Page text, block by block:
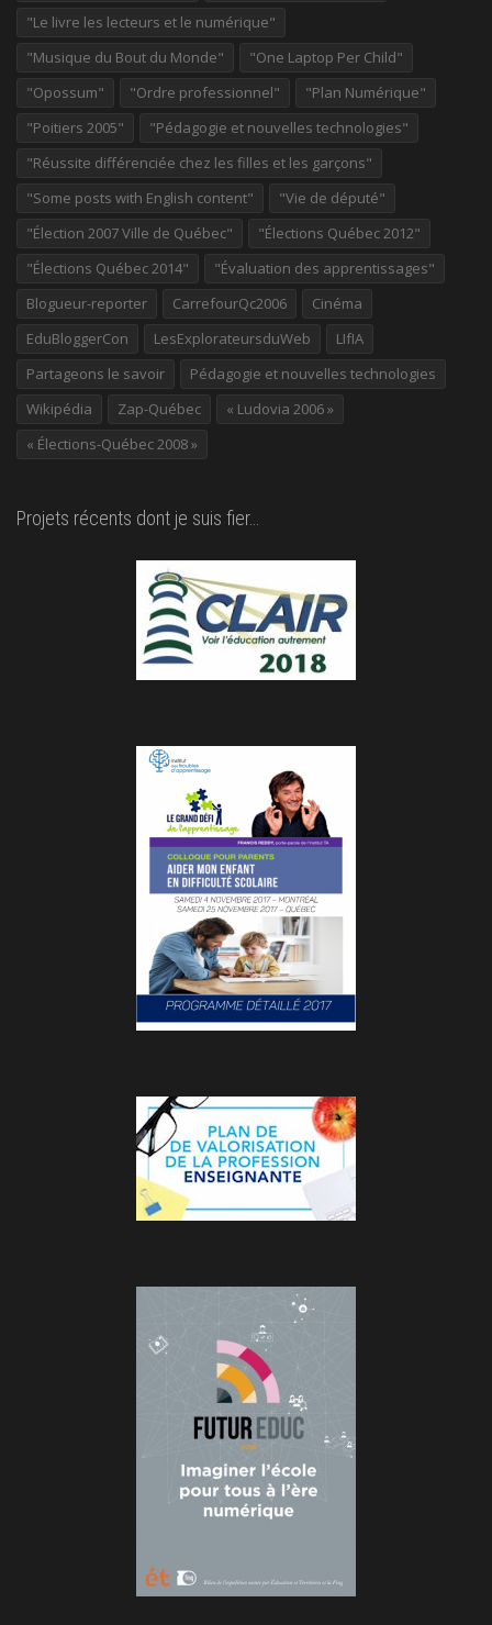
"Le livre les lecteurs et le numérique"
"Musique du Bout du Monde"
"One Laptop Per Child"
"Opossum"
"Ordre professionnel"
"Plan Numérique"
"Poitiers 2005"
"Pédagogie et nouvelles technologies"
"Réussite différenciée chez les filles et les garçons"
"Some posts with English content"
"Vie de député"
"Élection 2007 Ville de Québec"
"Élections Québec 2012"
"Élections Québec 2014"
"Évaluation des apprentissages"
Blogueur-reporter
CarrefourQc2006
Cinéma
EduBloggerCon
LesExplorateursduWeb
LIfIA
Partageons le savoir
Pédagogie et nouvelles technologies
Wikipédia
Zap-Québec
« Ludovia 2006 »
« Élections-Québec 2008 »
Projets récents dont je suis fier…